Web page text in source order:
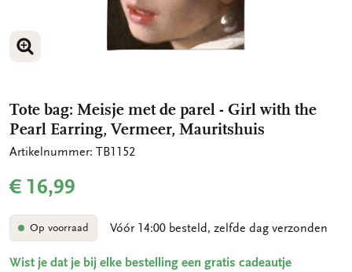
VERGROOT AFBEELDING
VERGROOT AFBEELDING
Tote bag: Meisje met de parel - Girl with the
Pearl Earring, Vermeer, Mauritshuis
Artikelnummer: TB1152
€ 16,99
Op voorraad Vóór 14:00 besteld, zelfde dag verzonden
Wist je dat je bij elke bestelling een gratis cadeautje